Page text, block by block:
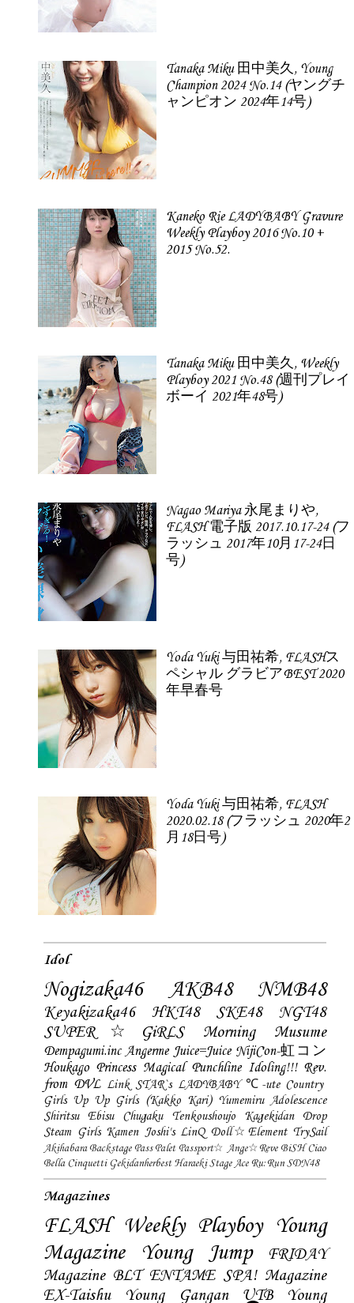
Tanaka Miku 田中美久, Young
Champion 2024 No.14 (ヤングチ
ャンピオン 2024年14号)
Kaneko Rie LADYBABY Gravure
Weekly Playboy 2016 No.10 +
2015 No.52.
Tanaka Miku 田中美久, Weekly
Playboy 2021 No.48 (週刊プレイ
ボーイ 2021年48号)
Nagao Mariya 永尾まりや,
FLASH 電子版 2017.10.17-24 (フ
ラッシュ 2017年10月17-24日
号)
Yoda Yuki 与田祐希, FLASHス
ペシャル グラビアBEST 2020
年早春号
Yoda Yuki 与田祐希, FLASH
2020.02.18 (フラッシュ 2020年2
月18日号)
Idol
Nogizaka46 AKB48 NMB48
Keyakizaka46 HKT48 SKE48
NGT48
SUPER☆GiRLS
Morning Musume
Dempagumi.inc Angerme Juice=Juice NijiCon-虹コン
Houkago Princess Magical Punchline Idoling!!! Rev.
from DVL Link STAR`s LADYBABY ℃-ute Country
Girls Up Up Girls (Kakko Kari) Yumemiru Adolescence
Shiritsu Ebisu Chugaku
Tenkoushoujo Kagekidan
Drop
Steam Girls Kamen Joshi's LinQ Doll☆Element TrySail
Akihabara Backstage Pass Palet Passport☆ Ange☆Reve BiSH Ciao
Bella Cinquetti Gekidanherbest Haraeki Stage Ace Ru:Run SDN48
Magazines
FLASH Weekly Playboy Young
Magazine
Young Jump
FRIDAY
Magazine BLT ENTAME SPA! Magazine
EX-Taishu
Young Gangan UTB Young